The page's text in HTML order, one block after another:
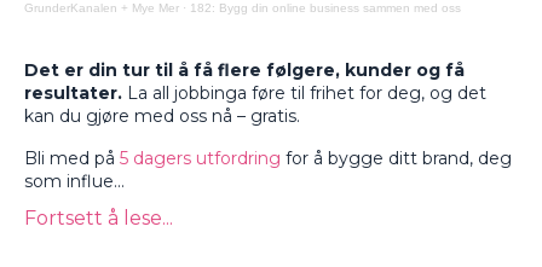
GrunderKanalen + Mye Mer · 182: Bygg din online business sammen med oss
Det er din tur til å få flere følgere, kunder og få
resultater. La all jobbinga føre til frihet for deg, og det
kan du gjøre med oss nå – gratis.
Bli med på 5 dagers utfordring for å bygge ditt brand, deg
som influe...
Fortsett å lese...